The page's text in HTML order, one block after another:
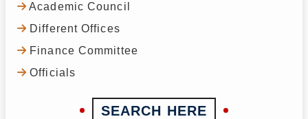
Academic Council
Different Offices
Finance Committee
Officials
SEARCH HERE